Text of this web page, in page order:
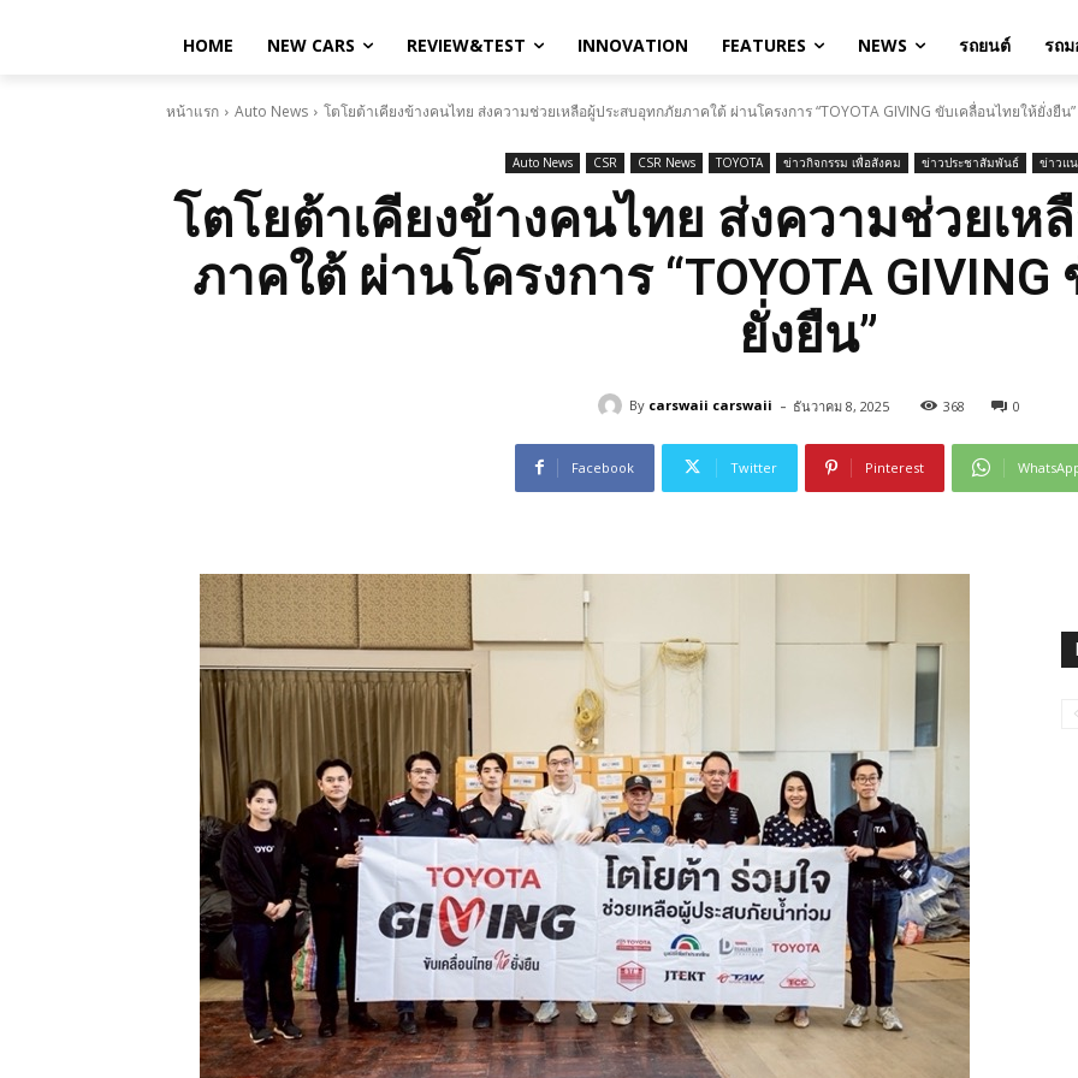
HOME NEW CARS REVIEW&TEST INNOVATION FEATURES NEWS รถยนต์ รถม
หน้าแรก Auto News โตโยต้าเคียงข้างคนไทย ส่งความช่วยเหลือผู้ประสบอุทกภัยภาคใต้ ผ่านโครงการ “TOYOTA GIVING ขับเคลื่อนไทยให้ยั่งยืน”
Auto News CSR CSR News TOYOTA ข่าวกิจกรรม เพื่อสังคม ข่าวประชาสัมพันธ์ ข่าวแ
โตโยต้าเคียงข้างคนไทย ส่งความช่วยเห
ภาคใต้ ผ่านโครงการ “TOYOTA
ยั่งยืน”
By carswaii carswaii - ธันวาคม 8, 2025 368 0
Facebook Twitter Pinterest